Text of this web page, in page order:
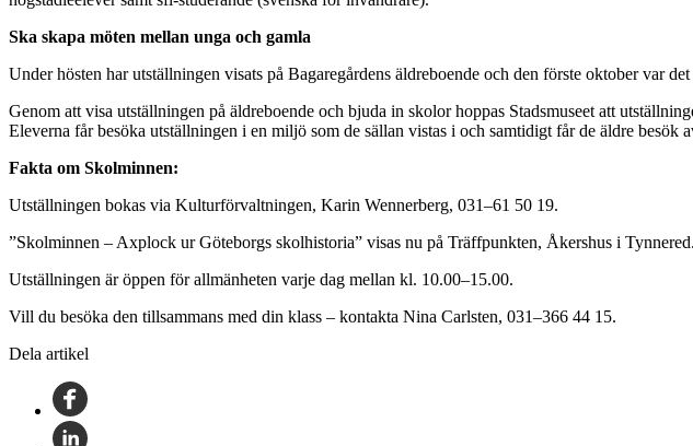
Ska skapa möten mellan unga och gamla
Under hösten har utställningen visats på Bagaregårdens äldreboende och den förste oktober var
Genom att visa utställningen på äldreboende och bjuda in skolor hoppas Stadsmuseet att
Eleverna får besöka utställningen i en miljö som de sällan vistas i och samtidigt får de äldre
Fakta om Skolminnen:
Utställningen bokas via Kulturförvaltningen, Karin Wennerberg, 031–61 50 19.
”Skolminnen – Axplock ur Göteborgs skolhistoria” visas nu på Träffpunkten, Åkershus i Tynnered.
Utställningen är öppen för allmänheten varje dag mellan kl. 10.00–15.00.
Vill du besöka den tillsammans med din klass – kontakta Nina Carlsten, 031–366 44 15.
Dela artikel